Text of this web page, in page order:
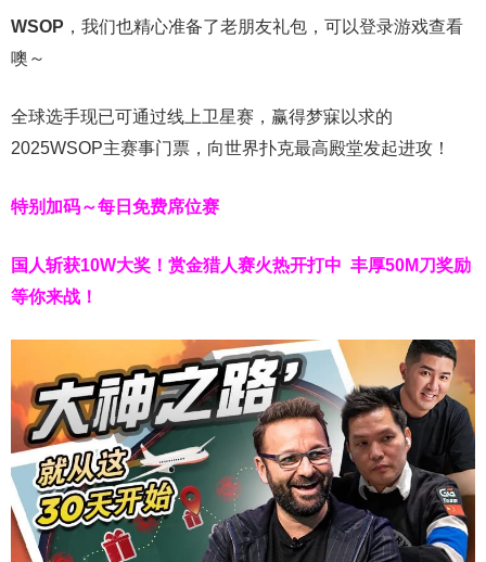
WSOP ，我们也精心准备了老朋友礼包，可以登录游戏查看
噢～
全球选手现已可通过线上卫星赛，赢得梦寐以求的
2025WSOP主赛事门票，向世界扑克最高殿堂发起进攻！
特别加码～每日免费席位赛
国人斩获10W大奖！ 赏金猎人赛火热开打中 丰厚50M刀奖励
等你来战！